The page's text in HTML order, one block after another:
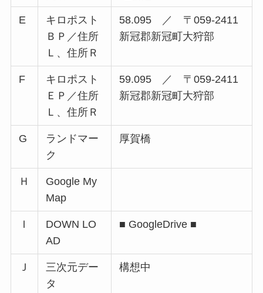
E
キロポスト
ＢＰ／住所
Ｌ、住所Ｒ
58.095 ／ 〒059-2411
新冠郡新冠町大狩部
F
キロポスト
ＥＰ／住所
Ｌ、住所Ｒ
59.095 ／ 〒059-2411
新冠郡新冠町大狩部
G
ランドマー
ク
厚賀橋
Ｈ
Google My
Map
Ｉ
DOWN LO
AD
■ GoogleDrive ■
Ｊ
三次元デー
タ
構想中